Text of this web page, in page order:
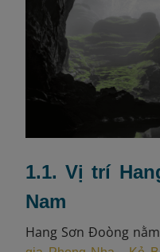
1.1. Vị trí
Nam
Hang Sơn Đoòng